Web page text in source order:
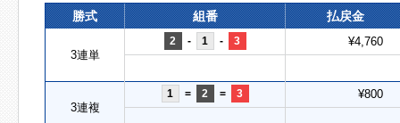
勝式 組番 払戻金
3連単
2 - 1 - 3 ¥4,760
3連複
1 = 2 = 3 ¥800